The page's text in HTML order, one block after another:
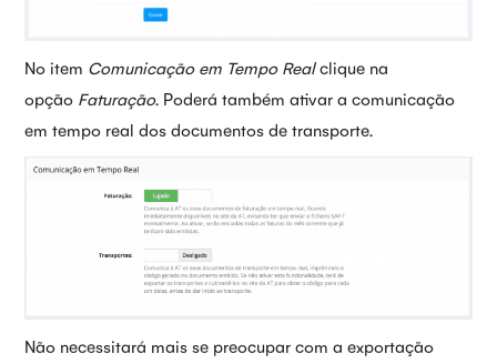
No item Comunicação em Tempo Realclique na
opção Faturação. Poderá também ativar a comunicação
em tempo real dos documentos de transporte.
Não necessitará mais se preocupar com a exportação